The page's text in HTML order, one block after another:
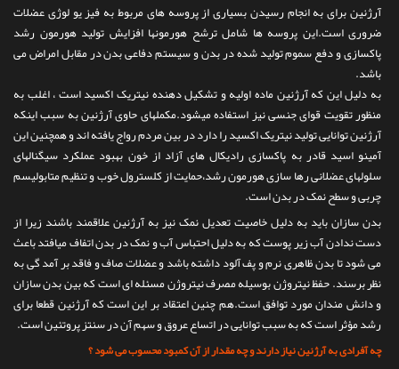
آرژنین برای به انجام رسیدن بسیاری از پروسه های مربوط به فیز یو لوژی عضلات
ضروری است.این پروسه ها شامل ترشح هورمونها افزایش تولید هورمون رشد
پاکسازی و دفع سموم تولید شده در بدن و سیستم دفاعی بدن در مقابل امراض می
باشد.
به دلیل این که آرژنین ماده اولیه و تشکیل دهنده نیتریک اکسید است ، اغلب به
منظور تقویت قوای جنسی نیز استفاده میشود.مکملهای حاوی آرژنین به سبب اینکه
آرژنین توانایی تولید نیتریک اکسید را دارد در بین مردم رواج یافته اند و همچنین این
آمینو اسید قادر به پاکسازی رادیکال های آزاد از خون بهبود عملکرد سیگنالهای
سلولهای عضلانی رها سازی هورمون رشد،حمایت از کلسترول خوب و تنظیم متابولیسم
چربی و سطح نمک در بدن است.
بدن سازان باید به دلیل خاصیت تعدیل نمک نیز به آرژنین علاقمند باشند زیرا از
دست ندادن آب زیر پوست که به دلیل احتباس آب و نمک در بدن اتفاف میافتد باعث
می شود تا بدن ظاهری نرم و پف آلود داشته باشد و عضلات صاف و فاقد بر آمد گی به
نظر برسند. حفظ نیتروژن بوسیله مصرف نیتروژن مسئله ای است که بین بدن سازان
و دانش مندان مورد توافق است.هم چنین اعتقاد بر این است که آرژنین قطعا برای
رشد مؤثر است که به سبب توانایی در اتساع عروق و سهم آن در سنتز پروتئین است.
چه آفرادی به آرژنین نیاز دارند و چه مقدار از آن کمبود محسوب می شود ؟